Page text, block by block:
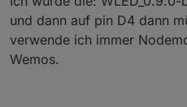
to GPIO2
Tut aber nicht bei mir :-(
und dann auf pin D4 dann
verwende ich immer
Wemos.